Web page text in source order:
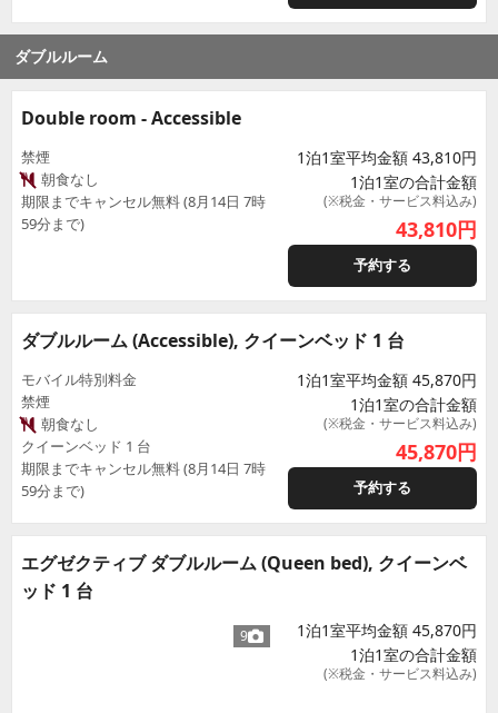
ダブルルーム
Double room - Accessible
禁煙
朝食なし
期限までキャンセル無料 (8月14日 7時
59分まで)
1泊1室平均金額 43,810円
1泊1室の合計金額
(※税金・サービス料込み)
43,810円
予約する
ダブルルーム (Accessible), クイーンベッド 1 台
モバイル特別料金
禁煙
朝食なし
クイーンベッド 1 台
期限までキャンセル無料 (8月14日 7時
59分まで)
1泊1室平均金額 45,870円
1泊1室の合計金額
(※税金・サービス料込み)
45,870円
予約する
エグゼクティブ ダブルルーム (Queen bed), クイーンベ
ッド 1 台
9
1泊1室平均金額 45,870円
1泊1室の合計金額
(※税金・サービス料込み)